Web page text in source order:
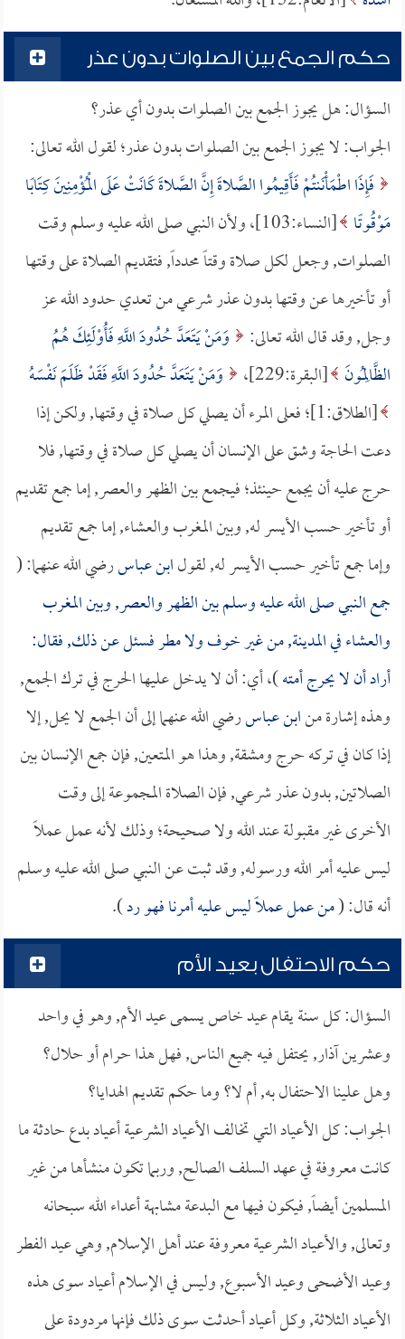
حكم الجمع بين الصلوات بدون عذر
السؤال: هل يجوز الجمع بين الصلوات بدون أي عذر؟
الجواب: لا يجوز الجمع بين الصلوات بدون عذر؛ لقول الله تعالى:
فَإِذَا اطْمَأْنَنتُمْ فَأَقِيمُوا الصَّلاةَ إِنَّ الصَّلاةَ كَانَتْ عَلَى الْمُؤْمِنِينَ كِتَابًا
مَوْقُوتًا
[النساء:103]، ولأن النبي صلى الله عليه وسلم وقت
الصلوات, وجعل لكل صلاة وقتاً محدداً, فتقديم الصلاة على وقتها
أو تأخيرها عن وقتها بدون عذر شرعي من تعدي حدود الله عز
وجل, وقد قال الله تعالى:
وَمَنْ يَتَعَدَّ حُدُودَ اللَّهِ فَأُوْلَئِكَ هُمُ
الظَّالِمُونَ [البقرة:229]،
وَمَنْ يَتَعَدَّ حُدُودَ اللَّهِ فَقَدْ ظَلَمَ نَفْسَهُ
[الطلاق:1]؛ فعلى المرء أن يصلي كل صلاة في وقتها, ولكن إذا
دعت الحاجة وشق على الإنسان أن يصلي كل صلاة في وقتها, فلا
حرج عليه أن يجمع حينئذ؛ فيجمع بين الظهر والعصر, إما جمع تقديم
أو تأخير حسب الأيسر له, وبين المغرب والعشاء, إما جمع تقديم
وإما جمع تأخير حسب الأيسر له, لقولابن عباسرضي الله عنهما: (
جمع النبي صلى الله عليه وسلم بين الظهر والعصر, وبين المغرب
والعشاء في المدينة, من غير خوف ولا مطر فسئل عن ذلك, فقال:
أراد أن لا يحرج أمته)، أي: أن لا يدخل عليها الحرج في ترك الجمع,
وهذه إشارة منابن عباسرضي الله عنهما إلى أن الجمع لا يحل, إلا
إذا كان في تركه حرج ومشقة, وهذا هو المتعين, فإن جمع الإنسان بين
الصلاتين, بدون عذر شرعي, فإن الصلاة المجموعة إلى وقت
الأخرى غير مقبولة عند الله ولا صحيحة؛ وذلك لأنه عمل عملاً
ليس عليه أمر الله ورسوله, وقد ثبت عن النبي صلى الله عليه وسلم
أنه قال: (من عمل عملاً ليس عليه أمرنا فهو رد).
حكم الاحتفال بعيد الأم
السؤال: كل سنة يقام عيد خاص يسمى عيد الأم, وهو في واحد
وعشرين آذار, يحتفل فيه جميع الناس, فهل هذا حرام أو حلال؟
وهل علينا الاحتفال به, أم لا؟ وما حكم تقديم الهدايا؟
الجواب: كل الأعياد التي تخالف الأعياد الشرعية أعياد بدع حادثة ما
كانت معروفة في عهد السلف الصالح, وربما تكون منشأها من غير
المسلمين أيضاً, فيكون فيها مع البدعة مشابهة أعداء الله سبحانه
وتعالى, والأعياد الشرعية معروفة عند أهل الإسلام, وهي عيد الفطر
وعيد الأضحى وعيد الأسبوع, وليس في الإسلام أعياد سوى هذه
الأعياد الثلاثة, وكل أعياد أحدثت سوى ذلك فإنها مردودة على